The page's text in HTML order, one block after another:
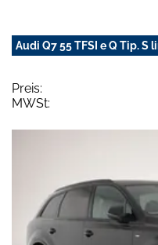
Audi Q7 55 TFSI e Q Tip.
Preis:
MWSt: